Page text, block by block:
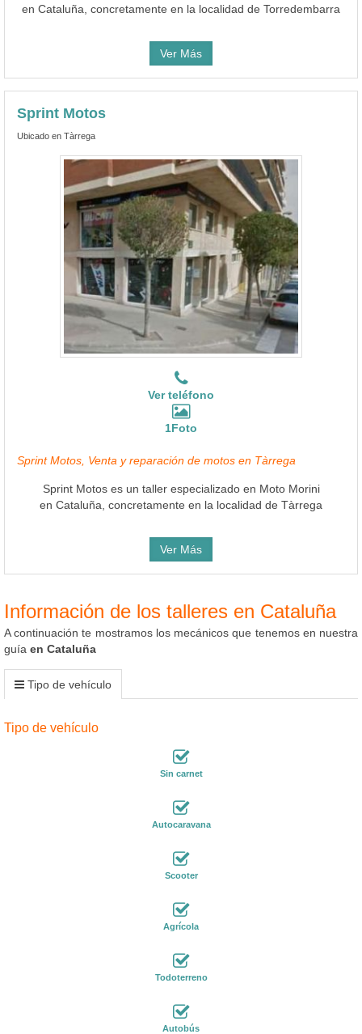
en Cataluña, concretamente en la localidad de Torredembarra
Ver Más
Sprint Motos
Ubicado en Tàrrega
Ver teléfono
1Foto
Sprint Motos, Venta y reparación de motos en Tàrrega
Sprint Motos es un taller especializado en Moto Morini
en Cataluña, concretamente en la localidad de Tàrrega
Ver Más
Información de los talleres en Cataluña
A continuación te mostramos los mecánicos que tenemos en nuestra
guía en Cataluña
Tipo de vehículo
Tipo de vehículo
Sin carnet
Autocaravana
Scooter
Agrícola
Todoterreno
Autobús